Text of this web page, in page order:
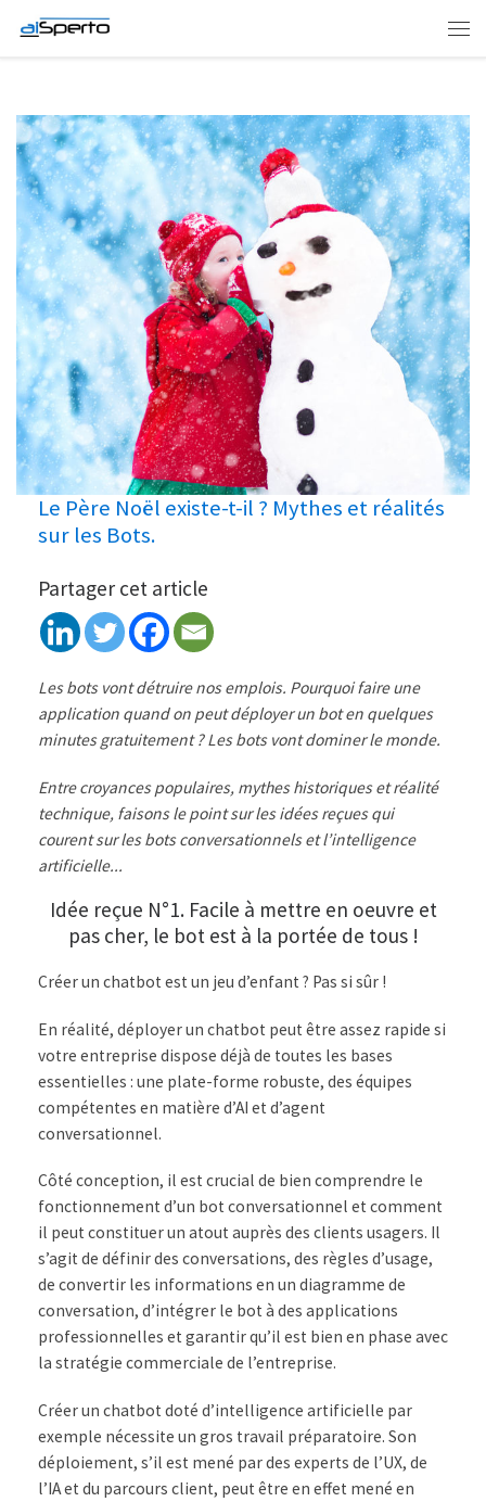
Skip to content
Le Père Noël existe-t-il ? Mythes et réalités
sur les Bots.
Partager cet article
Les bots vont détruire nos emplois. Pourquoi faire une
application quand on peut déployer un bot en quelques
minutes gratuitement ? Les bots vont dominer le monde.
Entre croyances populaires, mythes historiques et réalité
technique, faisons le point sur les idées reçues qui
courent sur les bots conversationnels et l’intelligence
artificielle...
Idée reçue N°1. Facile à mettre en oeuvre et
pas cher, le bot est à la portée de tous !
Créer un chatbot est un jeu d’enfant ? Pas si sûr !
En réalité, déployer un chatbot peut être assez rapide si
votre entreprise dispose déjà de toutes les bases
essentielles : une plate-forme robuste, des équipes
compétentes en matière d’AI et d’agent
conversationnel.
Côté conception, il est crucial de bien comprendre le
fonctionnement d’un bot conversationnel et comment
il peut constituer un atout auprès des clients usagers. Il
s’agit de définir des conversations, des règles d’usage,
de convertir les informations en un diagramme de
conversation, d’intégrer le bot à des applications
professionnelles et garantir qu’il est bien en phase avec
la stratégie commerciale de l’entreprise.
Créer un chatbot doté d’intelligence artificielle par
exemple nécessite un gros travail préparatoire. Son
déploiement, s’il est mené par des experts de l’UX, de
l’IA et du parcours client, peut être en effet mené en